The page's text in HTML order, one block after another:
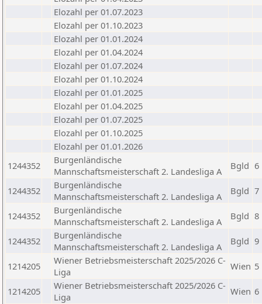
Elozahl per 01.07.2023
Elozahl per 01.10.2023
Elozahl per 01.01.2024
Elozahl per 01.04.2024
Elozahl per 01.07.2024
Elozahl per 01.10.2024
Elozahl per 01.01.2025
Elozahl per 01.04.2025
Elozahl per 01.07.2025
Elozahl per 01.10.2025
Elozahl per 01.01.2026
1244352
Burgenländische
Mannschaftsmeisterschaft 2. Landesliga A
Bgld 6
1244352
Burgenländische
Mannschaftsmeisterschaft 2. Landesliga A
Bgld 7
1244352
Burgenländische
Mannschaftsmeisterschaft 2. Landesliga A
Bgld 8
1244352
Burgenländische
Mannschaftsmeisterschaft 2. Landesliga A
Bgld 9
1214205
Wiener Betriebsmeisterschaft 2025/2026 C-
Liga
Wien 5
1214205
Wiener Betriebsmeisterschaft 2025/2026 C-
Liga
Wien 6